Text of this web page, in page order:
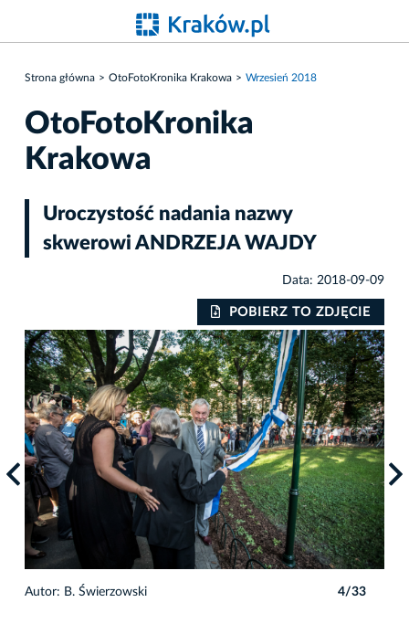
Strona główna OtoFotoKronika Krakowa Wrzesień 2018
OtoFotoKronika
Krakowa
Uroczystość nadania nazwy
skwerowi ANDRZEJA WAJDY
Data: 2018-09-09
POBIERZ TO ZDJĘCIE
Autor: B. Świerzowski 4/33